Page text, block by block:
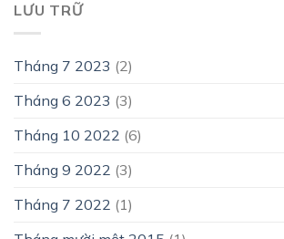
LƯU TRỮ
Tháng 7 2023 (2)
Tháng 6 2023 (3)
Tháng 10 2022 (6)
Tháng 9 2022 (3)
Tháng 7 2022 (1)